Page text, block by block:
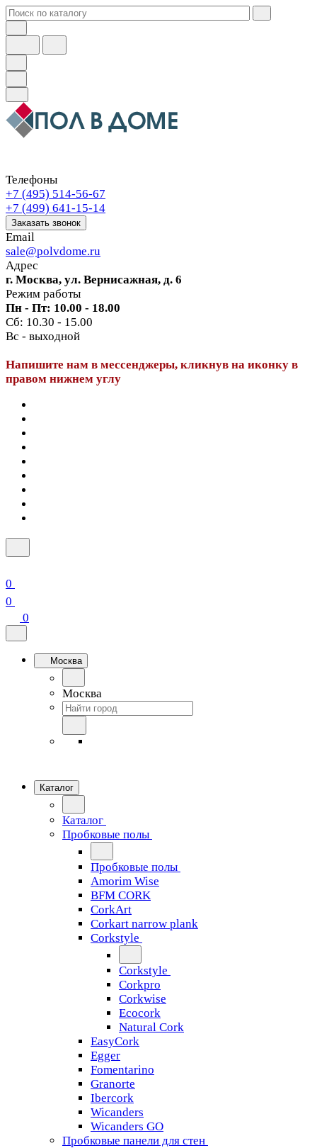
Телефоны
+7 (495) 514-56-67
+7 (499) 641-15-14
Заказать звонок
Email
sale@polvdome.ru
Адрес
г. Москва, ул. Вернисажная, д. 6
Режим работы
Пн - Пт: 10.00 - 18.00
Сб: 10.30 - 15.00
Вс - выходной
Напишите нам в мессенджеры, кликнув на иконку в
правом нижнем углу
0
0
0
Москва
Москва
Каталог
Каталог
Пробковые полы
Пробковые полы
Amorim Wise
BFM CORK
CorkArt
Corkart narrow plank
Corkstyle
Corkstyle
Corkpro
Corkwise
Ecocork
Natural Cork
EasyCork
Egger
Fomentarino
Granorte
Ibercork
Wicanders
Wicanders GO
Пробковые панели для стен